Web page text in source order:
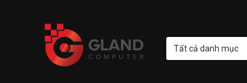
Tất cả danh mục